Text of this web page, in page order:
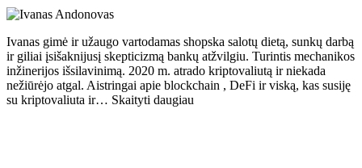
Ivanas gimė ir užaugo vartodamas shopska salotų dietą, sunkų darbą
ir giliai įsišaknijusį skepticizmą bankų atžvilgiu. Turintis mechanikos
inžinerijos išsilavinimą. 2020 m. atrado kriptovaliutą ir niekada
nežiūrėjo atgal. Aistringai apie blockchain , DeFi ir viską, kas susiję
su kriptovaliuta ir… Skaityti daugiau